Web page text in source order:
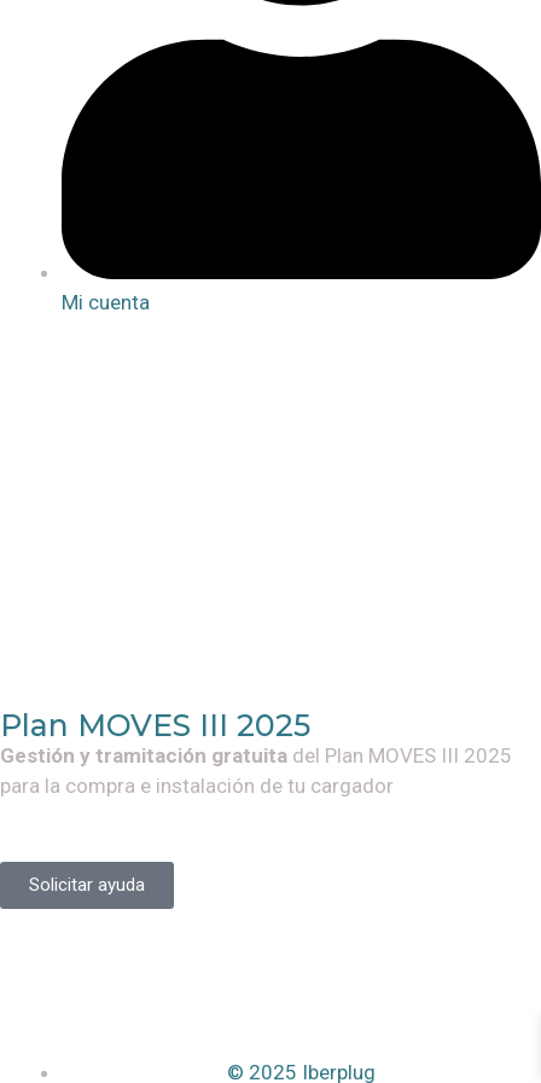
Mi cuenta
Plan MOVES III 2025
Gestión y tramitación gratuita del Plan MOVES III 2025
para la compra e instalación de tu cargador
Solicitar ayuda
© 2025 Iberplug